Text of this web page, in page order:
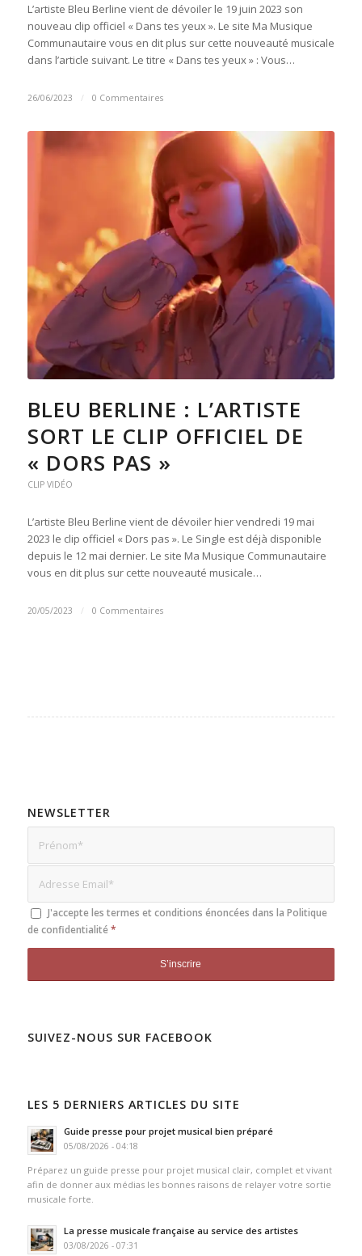
L’artiste Bleu Berline vient de dévoiler le 19 juin 2023 son
nouveau clip officiel « Dans tes yeux ». Le site Ma Musique
Communautaire vous en dit plus sur cette nouveauté musicale
dans l’article suivant. Le titre « Dans tes yeux » : Vous…
26/06/2023 / 0 Commentaires
BLEU BERLINE : L’ARTISTE
SORT LE CLIP OFFICIEL DE
« DORS PAS »
CLIP VIDÉO
L’artiste Bleu Berline vient de dévoiler hier vendredi 19 mai
2023 le clip officiel « Dors pas ». Le Single est déjà disponible
depuis le 12 mai dernier. Le site Ma Musique Communautaire
vous en dit plus sur cette nouveauté musicale…
20/05/2023 / 0 Commentaires
NEWSLETTER
J'accepte les termes et conditions énoncées dans la Politique
de confidentialité *
SUIVEZ-NOUS SUR FACEBOOK
LES 5 DERNIERS ARTICLES DU SITE
Guide presse pour projet musical bien préparé
05/08/2026 - 04:18
Préparez un guide presse pour projet musical clair, complet et vivant
afin de donner aux médias les bonnes raisons de relayer votre sortie
musicale forte.
La presse musicale française au service des artistes
03/08/2026 - 07:31